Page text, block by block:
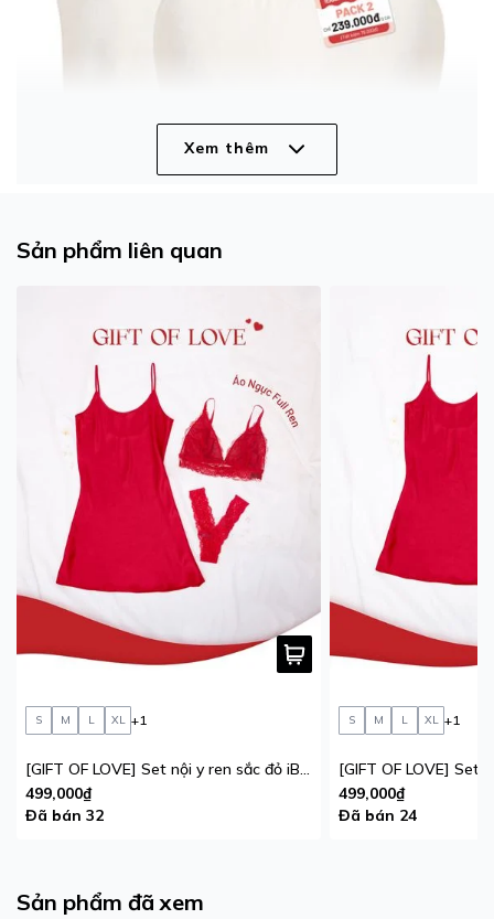
Xem thêm
Sản phẩm liên quan
S M L XL +1
[GIFT OF LOVE] Set nội y ren sắc đỏ iBasic phiên bản giới hạn
499,000₫
Đã bán 32
S M L XL +1
499,000₫
Đã bán 24
Sản phẩm đã xem